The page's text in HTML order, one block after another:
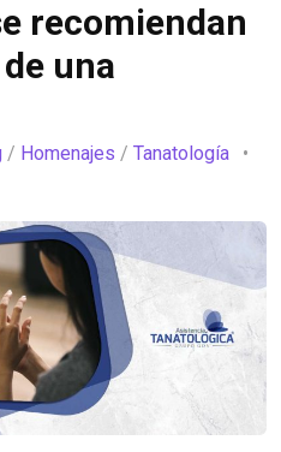
recomiendan
una
/ Homenajes / Tanatología